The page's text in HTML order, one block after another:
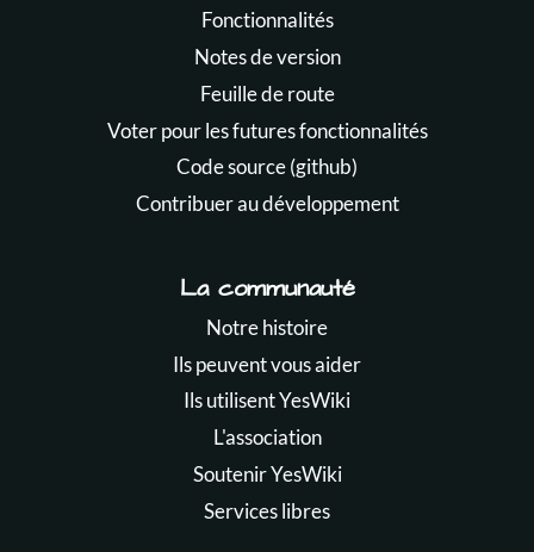
Fonctionnalités
Notes de version
Feuille de route
Voter pour les futures fonctionnalités
Code source (github)
Contribuer au développement
La communauté
Notre histoire
Ils peuvent vous aider
Ils utilisent YesWiki
L'association
Soutenir YesWiki
Services libres